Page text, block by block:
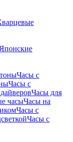
Японские
Часы с
Часы с
Часы для
часыЧасы на
Часы с
Часы с